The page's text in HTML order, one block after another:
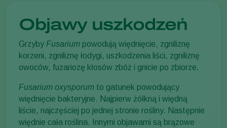
Objawy uszkodzeń
Grzyby Fusarium powodują więdnięcie, zgniliznę
korzeni, zgniliznę łodygi, uszkodzenia liści, zgniliznę
owoców, fuzariozę kłosów zbóż i gnicie po zbiorze.
Fusarium oxysporum to gatunek powodujący
więdnięcie bakteryjne. Najpierw żółkną i więdną
liście, najczęściej po jednej stronie rośliny. Następnie
więdnie cała roślina. Innymi objawami są brązowe